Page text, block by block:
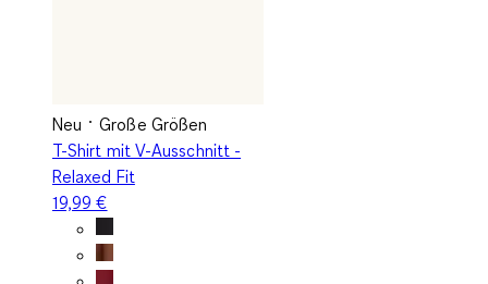
Neu
Große Größen
T-Shirt mit V-Ausschnitt -
Relaxed Fit
19,99 €